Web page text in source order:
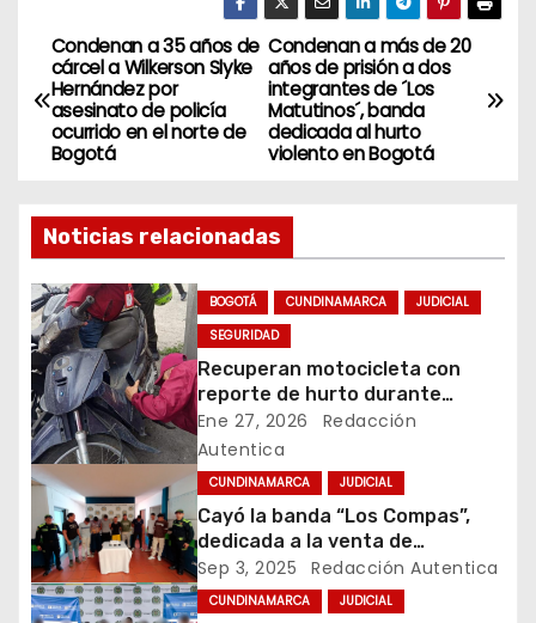
N
a
v
e
g
a
c
i
ó
n
d
e
Condenan a más de 20
años de prisión a dos
integrantes de ´Los
Matutinos´, banda
dedicada al hurto
violento en Bogotá
Condenan a 35 años de
cárcel a Wilkerson Slyke
Hernández por
asesinato de policía
ocurrido en el norte de
Bogotá
Noticias relacionadas
BOGOTÁ CUNDINAMARCA
JUDICIAL
SEGURIDAD
Recuperan motocicleta con
reporte de hurto durante
operativo de seguridad en
Rafael Uribe Uribe
Ene 27, 2026
Redacción
Autentica
CUNDINAMARCA JUDICIAL
Cayó la banda “Los Compas”,
dedicada a la venta de
estupefacientes a domicilio en
Anapoima
Sep 3, 2025 Redacción Autentica
CUNDINAMARCA JUDICIAL